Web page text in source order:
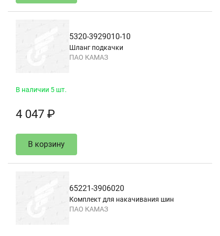
5320-3929010-10
Шланг подкачки
ПАО КАМАЗ
В наличии 5 шт.
4 047 ₽
В корзину
65221-3906020
Комплект для накачивания шин
ПАО КАМАЗ